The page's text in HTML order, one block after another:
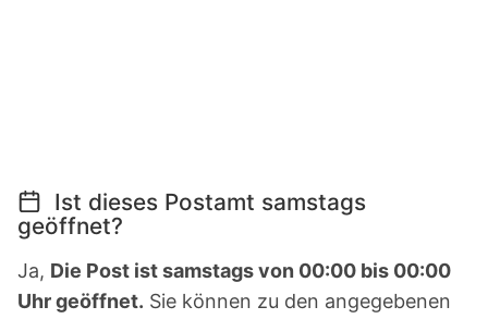
Ist dieses Postamt samstags
geöffnet?
Ja, Die Post ist samstags von 00:00 bis 00:00
Uhr geöffnet. Sie können zu den angegebenen